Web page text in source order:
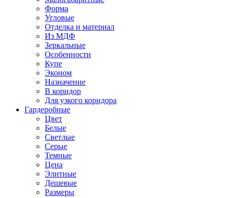
Форма
Угловые
Отделка и материал
Из МДФ
Зеркальные
Особенности
Купе
Эконом
Назначение
В коридор
Для узкого коридора
Гардеробные
Цвет
Белые
Светлые
Серые
Темные
Цена
Элитные
Дешевые
Размеры